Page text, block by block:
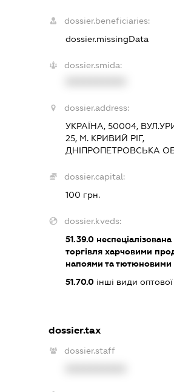
dossier.beneficiaries:
dossier.missingData
dossier.smida:
dossier.address:
УКРАЇНА, 50004,
25, М. КРИВИЙ РІГ,
ДНІПРОПЕТРОВСЬКА
dossier.capital:
100 грн.
dossier.kveds:
51.39.0
торгівля харчовими
напоями та
51.70.0інші види оптової
dossier.tax
dossier.staff